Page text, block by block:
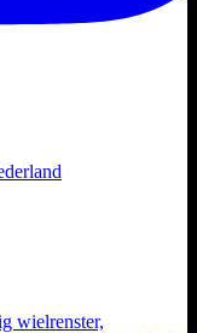
wielrenster,